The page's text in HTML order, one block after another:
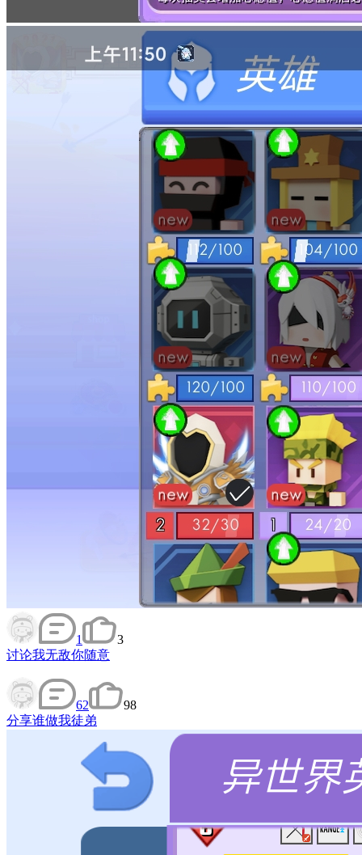
1
3
讨论我无敌你随意
62
98
分享谁做我徒弟